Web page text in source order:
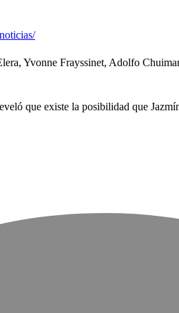
Yvonne Frayssinet, Adolfo
que existe la posibilidad que